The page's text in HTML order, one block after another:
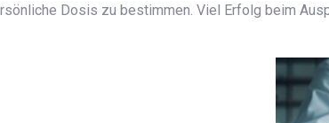
Dosis zu bestimmen. Viel Erfolg beim